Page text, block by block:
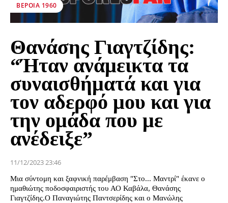
ΒΕΡΟΙΑ 1960
Θανάσης Γιαγτζίδης:
“Ήταν ανάμεικτα τα
συναισθήματά και για
τον αδερφό μου και για
την ομάδα που με
ανέδειξε”
11/12/2023 23:46
Μια σύντομη και ξαφνική παρέμβαση "Στο... Μαντρί" έκανε ο
ημαθιώτης ποδοσφαιριστής του ΑΟ Καβάλα, Θανάσης
Γιαγτζίδης.Ο Παναγιώτης Παντσερίδης και ο Μανώλης